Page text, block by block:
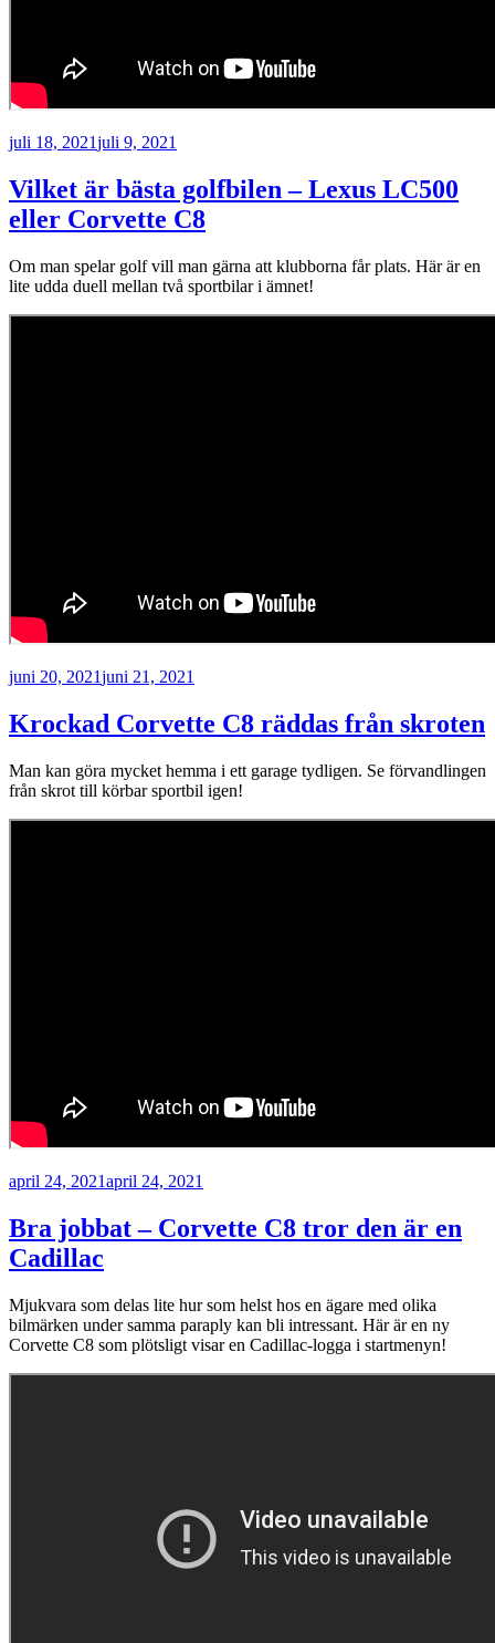
Publicerat
juli 18, 2021juli 9, 2021
Vilket är bästa golfbilen – Lexus LC500
eller Corvette C8
Om man spelar golf vill man gärna att klubborna får plats. Här är en
lite udda duell mellan två sportbilar i ämnet!
Publicerat
juni 20, 2021juni 21, 2021
Krockad Corvette C8 räddas från skroten
Man kan göra mycket hemma i ett garage tydligen. Se förvandlingen
från skrot till körbar sportbil igen!
Publicerat
april 24, 2021april 24, 2021
Bra jobbat – Corvette C8 tror den är en
Cadillac
Mjukvara som delas lite hur som helst hos en ägare med olika
bilmärken under samma paraply kan bli intressant. Här är en ny
Corvette C8 som plötsligt visar en Cadillac-logga i startmenyn!